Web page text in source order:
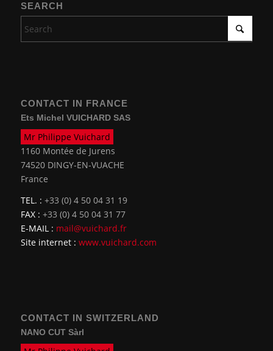
SEARCH
CONTACT IN FRANCE
Ets Michel VUICHARD SAS
Mr Philippe Vuichard
1160 Montée de Jurens
74520 DINGY-EN-VUACHE
France
TEL. : +33 (0) 4 50 04 31 19
FAX : +33 (0) 4 50 04 31 77
E-MAIL : mail@vuichard.fr
Site internet : www.vuichard.com
CONTACT IN SWITZERLAND
NANO CUT Sàrl